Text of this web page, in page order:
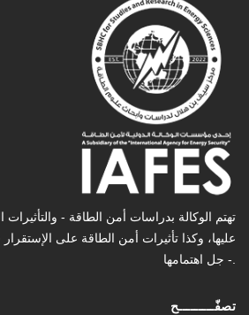
تهتم الوكالة بدراسات أمن الطاقة - والتأثیرات
عليها، وكذا تأثیرات أمن الطاقة على
- جل اهتمامها.
تصفّـــــــــح